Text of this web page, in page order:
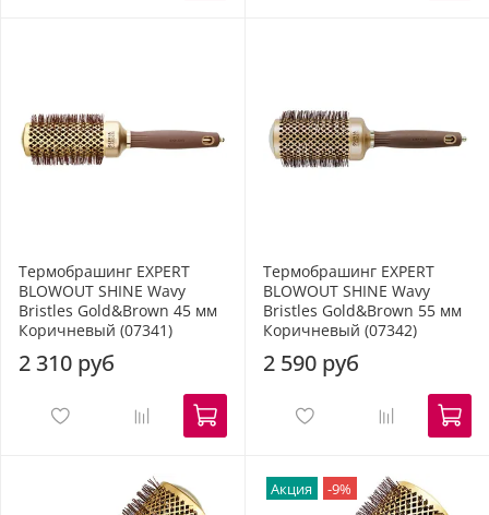
Термобрашинг EXPERT
BLOWOUT SHINE Wavy
Bristles Gold&Brown 45 мм
Коричневый (07341)
2 310 руб
Термобрашинг EXPERT
BLOWOUT SHINE Wavy
Bristles Gold&Brown 55 мм
Коричневый (07342)
2 590 руб
Акция -9%